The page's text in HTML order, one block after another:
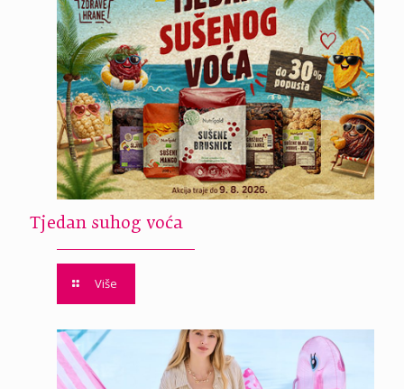
Tjedan suhog voća
Više